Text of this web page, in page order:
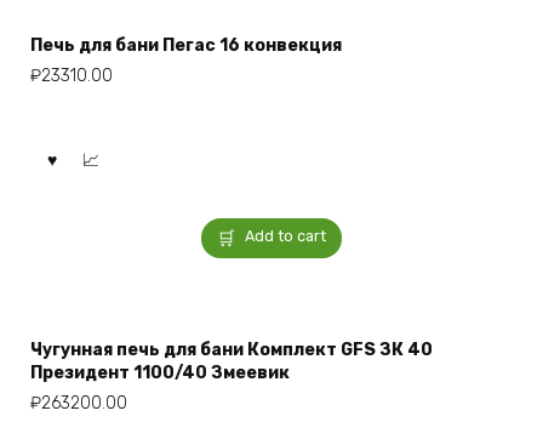
Печь для бани Пегас 16 конвекция
₽23310.00
Add to cart
Чугунная печь для бани Комплект GFS ЗК 40
Президент 1100/40 Змеевик
₽263200.00